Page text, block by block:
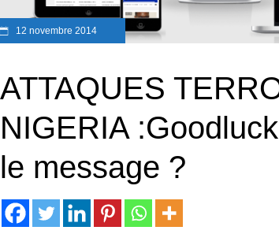
12 novembre 2014
ATTAQUES
NIGERIA
le message ?